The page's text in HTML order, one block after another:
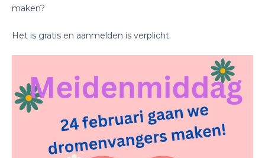
maken?
Het is gratis en aanmelden is verplicht.